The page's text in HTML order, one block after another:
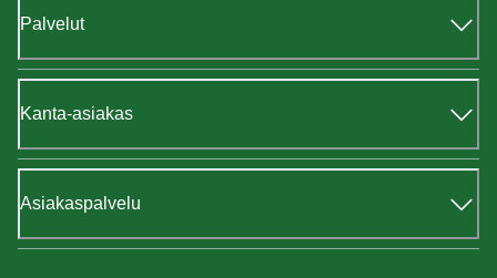
Palvelut
Kanta-asiakas
Asiakaspalvelu